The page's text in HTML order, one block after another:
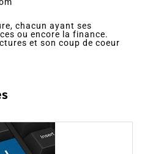
chacun ayant ses
ou encore la finance.
et son coup de coeur